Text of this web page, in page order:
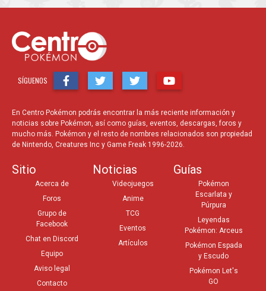
SÍGUENOS
En Centro Pokémon podrás encontrar la más reciente información y
noticias sobre Pokémon, así como guías, eventos, descargas, foros y
mucho más. Pokémon y el resto de nombres relacionados son propiedad
de Nintendo, Creatures Inc y Game Freak 1996-2026.
Sitio
Acerca de
Foros
Grupo de
Facebook
Chat en Discord
Equipo
Aviso legal
Contacto
Noticias
Videojuegos
Anime
TCG
Eventos
Artículos
Guías
Pokémon
Escarlata y
Púrpura
Leyendas
Pokémon: Arceus
Pokémon Espada
y Escudo
Pokémon Let's
GO